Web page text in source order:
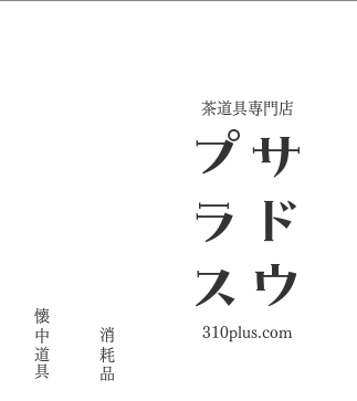
​茶道具専門店
懐中道具 消耗品
サ
ド
ウ
プ
ラ
ス
310plus.com